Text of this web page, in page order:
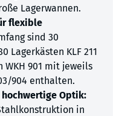
Lagerwannen.
flexible
sind 30
Lagerkästen KLF 211
WKH 901 mit jeweils
904 enthalten.
hochwertige Optik:
in